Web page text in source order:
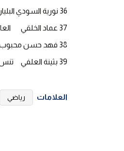
36 نورية السودي البلياردو
37 عماد الخلقي العاب القوى
38 فهد حسن محبوب كرة الطائرة
39 بثينة العلفي تنس الميدان
العلامات رياضي